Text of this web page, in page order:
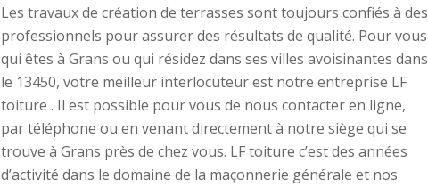
Les travaux de création de terrasses sont toujours confiés à des
professionnels pour assurer des résultats de qualité. Pour vous
qui êtes à Grans ou qui résidez dans ses villes avoisinantes dans
le 13450, votre meilleur interlocuteur est notre entreprise LF
toiture . Il est possible pour vous de nous contacter en ligne,
par téléphone ou en venant directement à notre siège qui se
trouve à Grans près de chez vous. LF toiture c’est des années
d’activité dans le domaine de la maçonnerie générale et nos